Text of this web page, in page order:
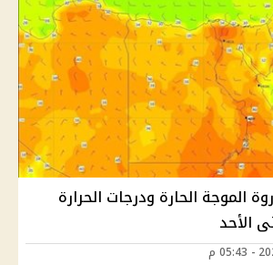
الموجة الحارة ودرجات الحرارة
الأحد